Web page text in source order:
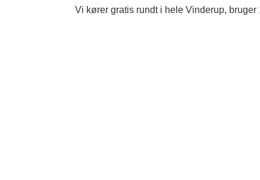
Vi kører gratis rundt i hele Vinderup,